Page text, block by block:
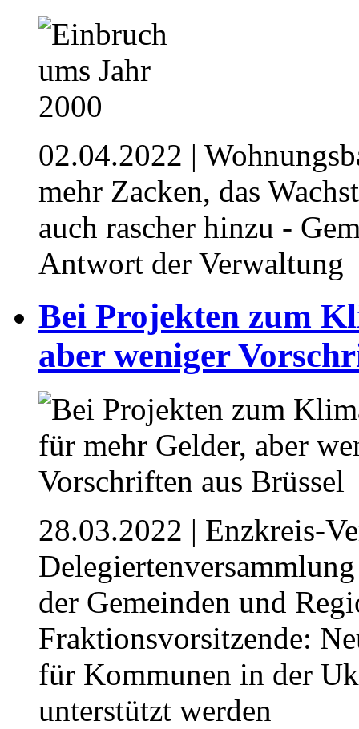
02.04.2022 |
mehr Zacken, das
auch rascher hinzu -
Antwort der Verwaltung
Bei Projekten zum
aber weniger
28.03.2022 | Enzkreis-
der Gemeinden und
Fraktionsvorsitzende:
für Kommunen in der
unterstützt werden